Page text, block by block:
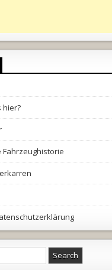
hier?
Fahrzeughistorie